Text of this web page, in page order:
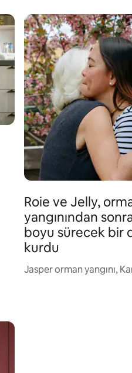
Roie ve Jelly,
yangınından
boyu sürecek bir
kurdu
Jasper orman yangını,